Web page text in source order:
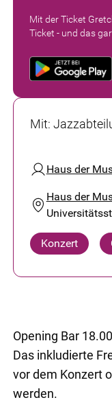
Mit der Ticket
Ticket - und das
Mit:
Haus der
Haus der
Konzert
Opening Bar
Das inkludierte
vor dem Konzert
werden.